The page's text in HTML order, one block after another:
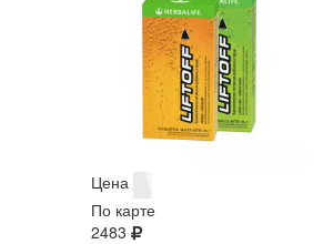
Цена
По карте
2483